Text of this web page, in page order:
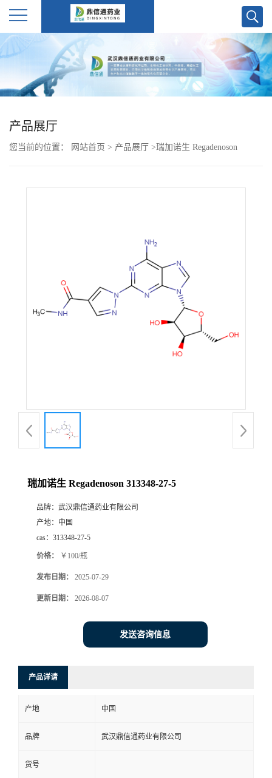
公
产
产品展厅
您当前的位置： 网站首页 > 产品展厅 >瑞加诺生 Regadenoson
瑞加诺生 Regadenoson 313348-27-5
品牌： 武汉鼎信通药业有限公司
产地： 中国
cas： 313348-27-5
价格： ￥100/瓶
发布日期： 2025-07-29
更新日期： 2026-08-07
发送咨询信息
产品详请
产地 中国
品牌 武汉鼎信通药业有限公司
货号